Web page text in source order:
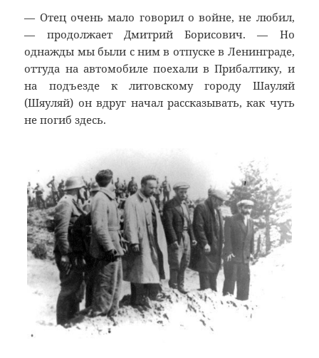
— Отец очень мало говорил о войне, не любил,
— продолжает Дмитрий Борисович. — Но
однажды мы были с ним в отпуске в Ленинграде,
оттуда на автомобиле поехали в Прибалтику, и
на подъезде к литовскому городу Шауляй
(Шяуляй) он вдруг начал рассказывать, как чуть
не погиб здесь.